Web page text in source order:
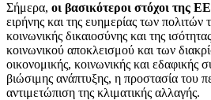
Σήμερα, οι βασικότεροι στόχοι της ΕΕ
ειρήνης και της ευημερίας των
κοινωνικής δικαιοσύνης και της
κοινωνικού αποκλεισμού και των
οικονομικής, κοινωνικής και εδαφικής
βιώσιμης ανάπτυξης, η προστασία του
αντιμετώπιση της κλιματικής αλλαγής.